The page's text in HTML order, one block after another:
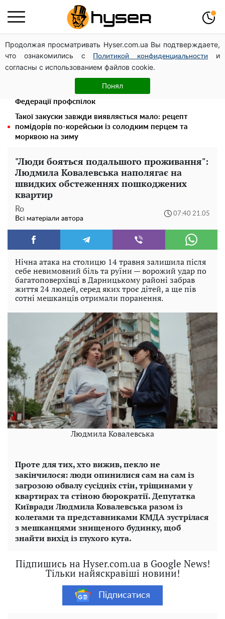
Продолжая просматривать Hyser.com.ua Вы подтверждаете,
что ознакомились с
Политикой конфиденциальности
и
согласны с использованием файлов cookie.
Понял
Дрони із націнкою: Олександр Конотопський вивів
мільйони оборонного бюджету через фіктивну фірму в
Естонії
Павло Прудніков та його дивовижна кар'єра від актора
у російському театрі до номінанта у керівники
Федерації профспілок
Такої закуски завжди виявляється мало: рецепт
помідорів по-корейськи із солодким перцем та
морквою на зиму
"Люди бояться подальшого проживання":
Людмила Ковалевська наполягає на
швидких обстеженнях пошкоджених
квартир
Ro
Всі матеріали автора
07:40 21.05
Нічна атака на столицю 14 травня залишила після
себе невимовний біль та руїни — ворожий удар по
багатоповерхівці в Дарницькому районі забрав
життя 24 людей, серед яких троє дітей, а ще пів
сотні мешканців отримали поранення.
Людмила Ковалевська
Проте для тих, хто вижив, пекло не
закінчилося: люди опинилися сам на сам із
загрозою обвалу сусідніх стін, тріщинами у
квартирах та стіною бюрократії. Депутатка
Київради Людмила Ковалевська разом із
колегами та представниками КМДА зустрілася
з мешканцями знищеного будинку, щоб
знайти вихід із глухого кута.
Підпишись на Hyser.com.ua в Google News!
Тільки найяскравіші новини!
Підписатися